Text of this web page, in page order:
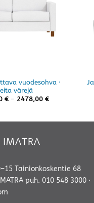
vuodesohva ·
värejä
€ – 2478,00 €Hintaluokka:
IMATRA
Tainionkoskentie 68
puh. 010 548 3000·